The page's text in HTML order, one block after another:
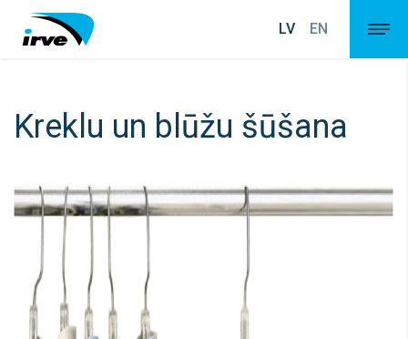
LV EN
Kreklu un blūžu šūšana